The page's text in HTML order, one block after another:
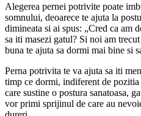
Alegerea pernei potrivite poate
somnului, deoarece te ajuta la
dimineata si ai spus: „Cred ca am
sa iti masezi gatul? Si noi am
buna te ajuta sa dormi mai bine si
Perna potrivita te va ajuta sa iti
timp ce dormi, indiferent de
care sustine o postura sanatoasa,
vor primi sprijinul de care au